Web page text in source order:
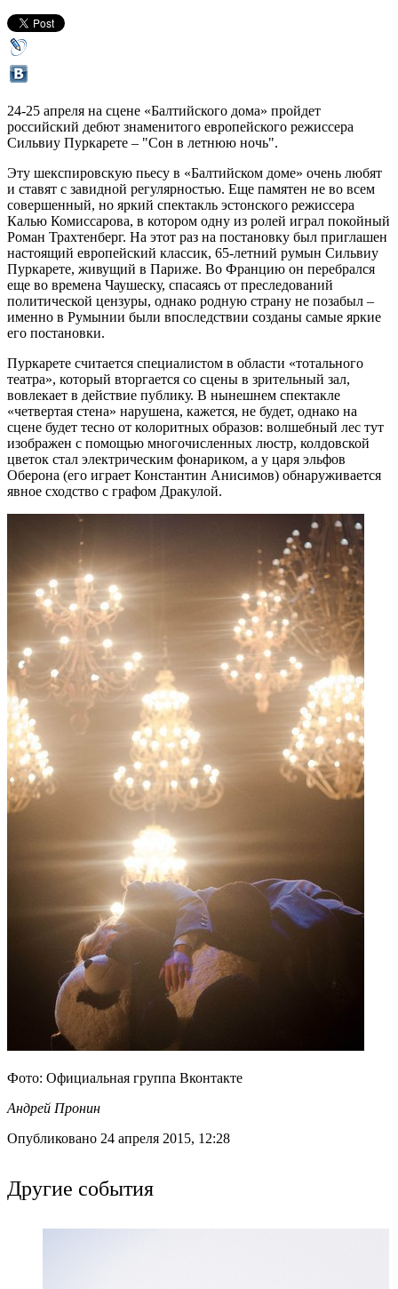
24-25 апреля на сцене «Балтийского дома» пройдет
российский дебют знаменитого европейского режиссера
Сильвиу Пуркарете – "Сон в летнюю ночь".
Эту шекспировскую пьесу в «Балтийском доме» очень любят
и ставят с завидной регулярностью. Еще памятен не во всем
совершенный, но яркий спектакль эстонского режиссера
Калью Комиссарова, в котором одну из ролей играл покойный
Роман Трахтенберг. На этот раз на постановку был приглашен
настоящий европейский классик, 65-летний румын Сильвиу
Пуркарете, живущий в Париже. Во Францию он перебрался
еще во времена Чаушеску, спасаясь от преследований
политической цензуры, однако родную страну не позабыл –
именно в Румынии были впоследствии созданы самые яркие
его постановки.
Пуркарете считается специалистом в области «тотального
театра», который вторгается со сцены в зрительный зал,
вовлекает в действие публику. В нынешнем спектакле
«четвертая стена» нарушена, кажется, не будет, однако на
сцене будет тесно от колоритных образов: волшебный лес тут
изображен с помощью многочисленных люстр, колдовской
цветок стал электрическим фонариком, а у царя эльфов
Оберона (его играет Константин Анисимов) обнаруживается
явное сходство с графом Дракулой.
Фото: Официальная группа Вконтакте
Андрей Пронин
Опубликовано 24 апреля 2015, 12:28
Другие события